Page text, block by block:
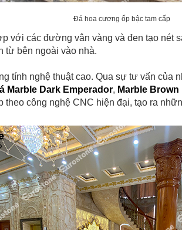
Đá hoa cương ốp bậc tam cấp
với các đường vân vàng và đen tạo nét
từ bên ngoài vào nhà.
tính nghệ thuật cao. Qua sự tư vấn của
Marble Dark Emperador, Marble Brown
công nghệ CNC hiện đại, tạo ra